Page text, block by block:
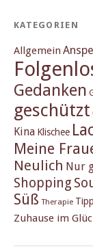
KATEGORIEN
Allgemein
Gedanken
geschützt
Kina Klischee
Meine
Neulich Nur
Shopping
Süß Therapie
Zuhause im